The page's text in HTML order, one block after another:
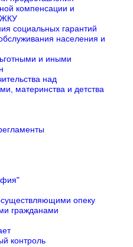
компенсации и
ЖКУ
социальных гарантий
населения и
и иными
над
материнства и детства
опеку
гражданами
контроль